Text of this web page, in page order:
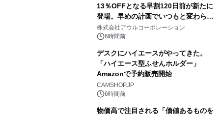
13％OFFとなる早割120日前が新たに
登場。早めの計画でいつもと変わらぬ
大人の冬旅を。ー夕日ヶ浦温泉「佳松
苑 別邸ふうか」ー
株式会社アウルコーポレーション
6時間前
デスクにハイエースがやってきた。
「ハイエース型ふせんホルダー」
Amazonで予約販売開始
CAMSHOP.JP
6時間前
物価高で注目される「価値あるものを